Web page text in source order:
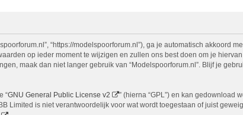
“https://modelspoorforum.nl”), ga je automatisch akkoord
op ieder moment te wijzigen en zullen ons best doen om je
maak dan niet langer gebruik van “Modelspoorforum.nl”. Blijf je
“GNU General Public License v2 ” (hierna “GPL”) en kan gedownload
Limited is niet verantwoordelijk voor wat wordt toegestaan of juist